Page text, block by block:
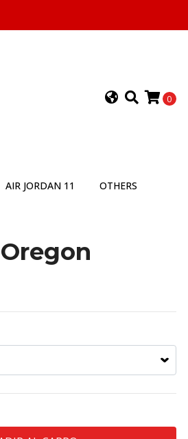
0
AIR JORDAN 11 OTHERS